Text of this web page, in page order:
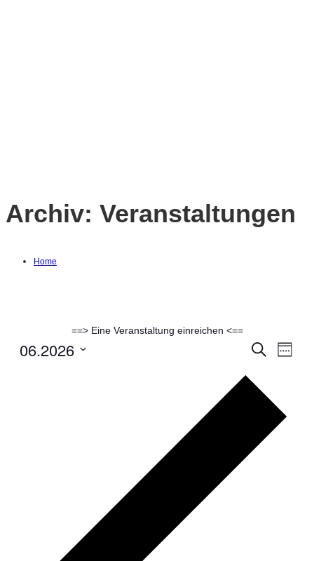
Archiv: Veranstaltungen
Home
==> Eine Veranstaltung einreichen <==
Suche
und
Suche
Woche
06.2026